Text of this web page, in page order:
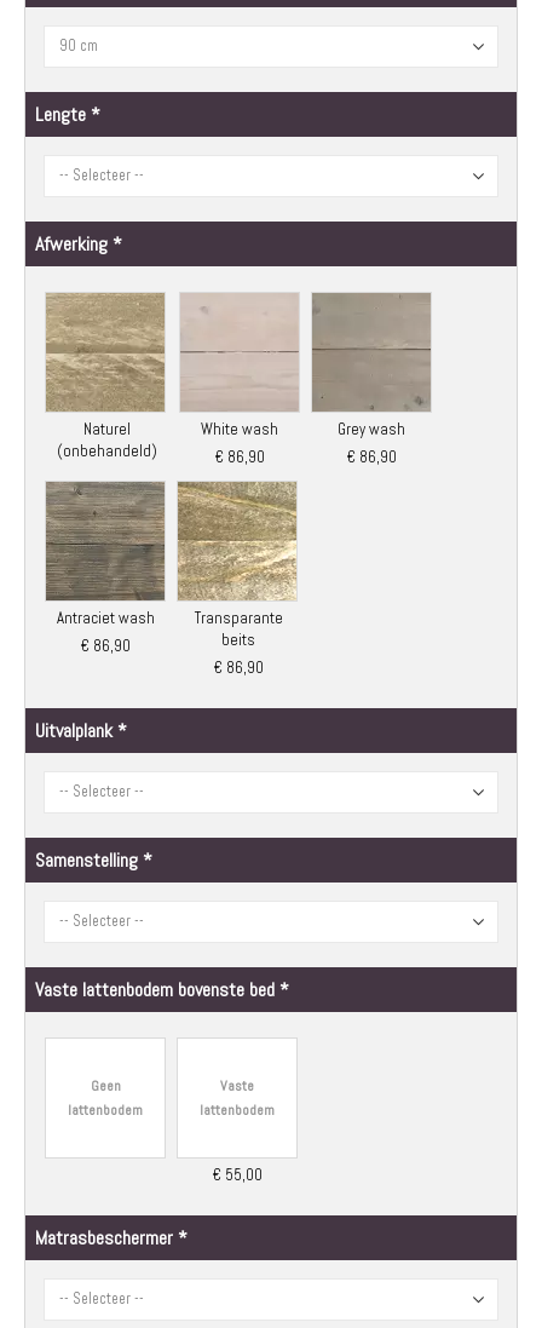
Lengte
Afwerking
Naturel
(onbehandeld)
White wash
€ 86,90
Grey wash
€ 86,90
Antraciet wash
€ 86,90
Transparante
beits
€ 86,90
Uitvalplank
Samenstelling
Vaste lattenbodem bovenste bed
Geen
lattenbodem
Vaste
lattenbodem
€ 55,00
Matrasbeschermer